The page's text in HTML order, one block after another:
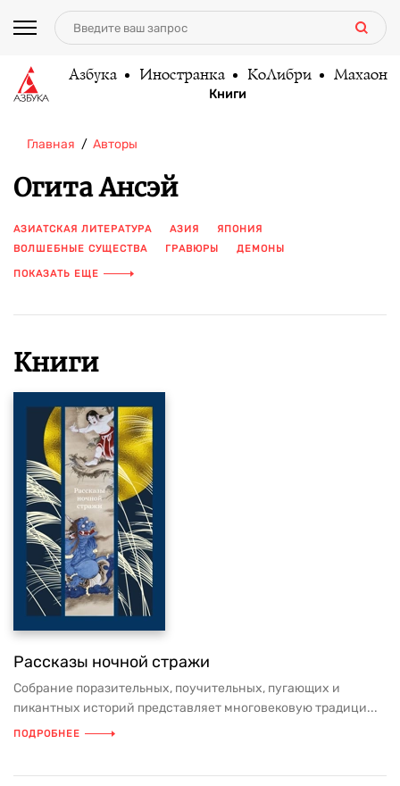
Азбука Иностранка КоЛибри Махаон
Книги
Главная Авторы
Огита Ансэй
АЗИАТСКАЯ ЛИТЕРАТУРА АЗИЯ
ЯПОНИЯ
ВОЛШЕБНЫЕ СУЩЕСТВА
ГРАВЮРЫ
ДЕМОНЫ
КНИГА С ИЛЛЮСТРАЦИЯМИ
ПОКАЗАТЬ ЕЩЕ
Книги
Рассказы ночной стражи
Собрание поразительных, поучительных, пугающих и
пикантных историй представляет многовековую традици...
ПОДРОБНЕЕ